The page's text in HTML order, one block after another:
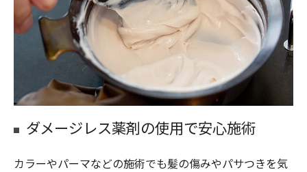
ダメージレス薬剤の使用で安心施術
カラーやパーマなどの施術でも髪の傷みやパサつきを気